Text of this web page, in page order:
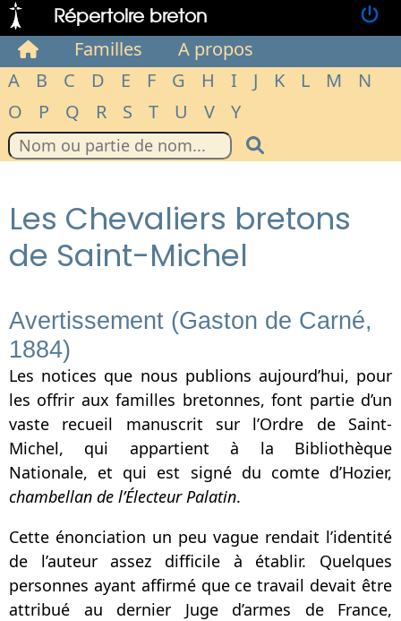
Répertoire breton
Familles
A propos
A
B C D E F G H I J K L M
N
O
P Q R S T U V Y
Les Chevaliers bretons
de Saint-Michel
Avertissement (Gaston de Carné,
1884)
Les notices que nous publions aujourd’hui, pour
les offrir aux familles bretonnes, font partie d’un
vaste recueil manuscrit sur l’Ordre de Saint-
Michel, qui appartient à la Bibliothèque
Nationale, et qui est signé du comte d’Hozier,
chambellan de l’Électeur Palatin.
Cette énonciation un peu vague rendait l’identité
de l’auteur assez difficile à établir. Quelques
personnes ayant affirmé que ce travail devait être
attribué au dernier Juge d’armes de France,